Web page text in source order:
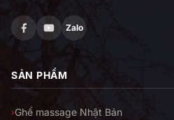
Zalo
SẢN PHẨM
›Ghế massage Nhật Bản